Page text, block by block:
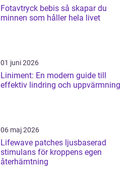
Fotavtryck bebis så skapar du
minnen som håller hela livet
01 juni 2026
Liniment: En modern guide till
effektiv lindring och uppvärmning
06 maj 2026
Lifewave patches ljusbaserad
stimulans för kroppens egen
återhämtning